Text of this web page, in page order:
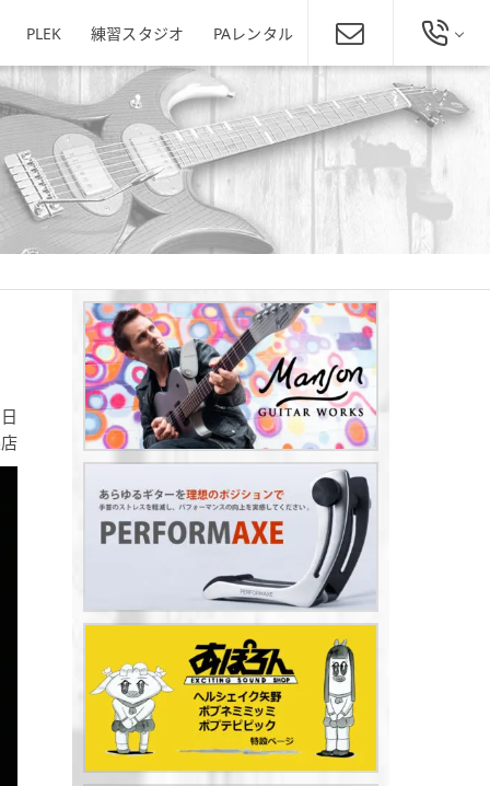
店
11-5
新潟駅南店
新潟県新潟市中央区神道寺1-4-4
025-242-3900
ミュージックスクール新潟
東区役所店
番1号
あぽろん各店舗へ
PLEK 練習スタジオ PAレンタル
総合お問い合わせ
025-229-4134
営業時間 11:00～19:00
ほぼ年中無休